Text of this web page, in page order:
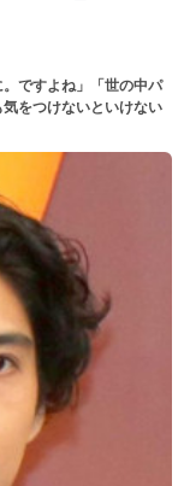
ですよね」「世の中パ
をつけないといけない